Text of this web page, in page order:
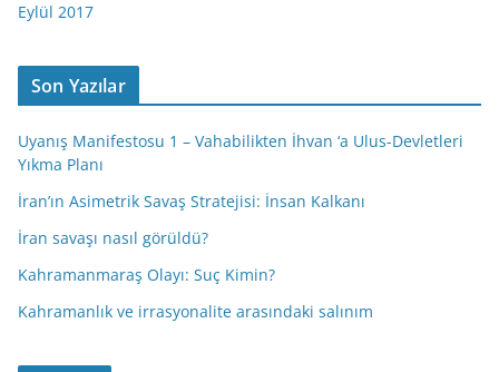
Eylül 2017
Son Yazılar
Uyanış Manifestosu 1 – Vahabilikten İhvan ‘a Ulus-Devletleri
Yıkma Planı
İran’ın Asimetrik Savaş Stratejisi: İnsan Kalkanı
İran savaşı nasıl görüldü?
Kahramanmaraş Olayı: Suç Kimin?
Kahramanlık ve irrasyonalite arasındaki salınım